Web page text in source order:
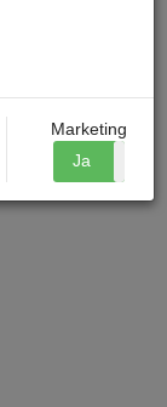
Marketing
Ja